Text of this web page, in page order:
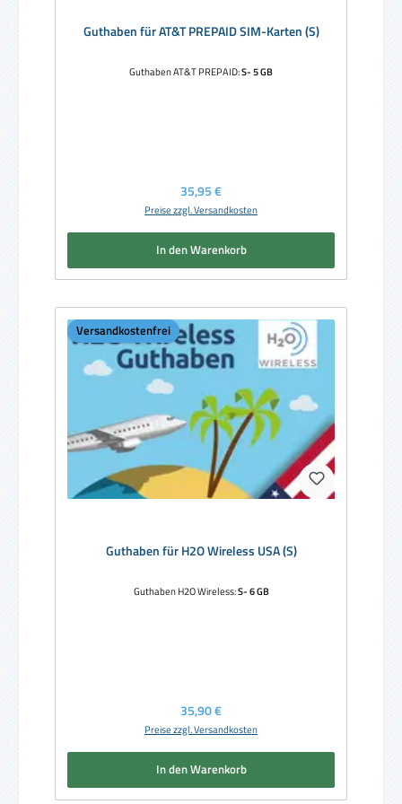
Guthaben für AT&T PREPAID SIM-Karten (S)
Guthaben AT&T PREPAID:S- 5 GB
Regulärer Preis:
35,95 €
Preise zzgl. Versandkosten
In den Warenkorb
Versandkostenfrei
Guthaben für H2O Wireless USA (S)
Guthaben H2O Wireless:S- 6 GB
Regulärer Preis:
35,90 €
Preise zzgl. Versandkosten
In den Warenkorb